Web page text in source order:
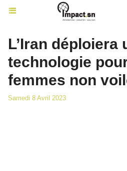
L’Iran déploiera
technologie
femmes non
Samedi 8 Avril 2023